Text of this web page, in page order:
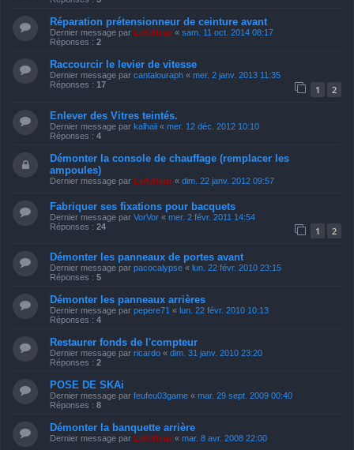
Réparation prétensionneur de ceinture avant
Dernier message par LeKiffeur « sam. 11 oct. 2014 08:17
Réponses : 2
Raccourcir le levier de vitesse
Dernier message par cantalouraph « mer. 2 janv. 2013 11:35
Réponses : 17 1 2
Enlever des Vitres teintés.
Dernier message par kalhaii « mer. 12 déc. 2012 10:10
Réponses : 4
Démonter la console de chauffage (remplacer les
ampoules)
Dernier message par LeKiffeur « dim. 22 janv. 2012 09:57
Fabriquer ses fixations pour bacquets
Dernier message par VorVor « mer. 2 févr. 2011 14:54
Réponses : 24 1 2
Démonter les panneaux de portes avant
Dernier message par pacocalypse « lun. 22 févr. 2010 23:15
Réponses : 5
Démonter les panneaux arrières
Dernier message par pepere71 « lun. 22 févr. 2010 10:13
Réponses : 4
Restaurer fonds de l'compteur
Dernier message par ricardo « dim. 31 janv. 2010 23:20
Réponses : 2
POSE DE SKAi
Dernier message par feufeu03game « mar. 29 sept. 2009 00:40
Réponses : 8
Démonter la banquette arrière
Dernier message par LeKiffeur « mar. 8 avr. 2008 22:00